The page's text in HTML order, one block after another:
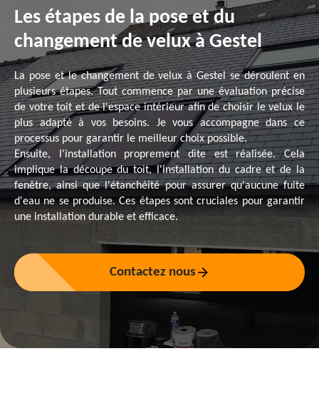
Les étapes de la pose et du
changement de velux à Gestel
La pose et le changement de velux à Gestel se déroulent en
plusieurs étapes. Tout commence par une évaluation précise
de votre toit et de l'espace intérieur afin de choisir le velux le
plus adapté à vos besoins. Je vous accompagne dans ce
processus pour garantir le meilleur choix possible.
Ensuite, l'installation proprement dite est réalisée. Cela
implique la découpe du toit, l'installation du cadre et de la
fenêtre, ainsi que l'étanchéité pour assurer qu'aucune fuite
d'eau ne se produise. Ces étapes sont cruciales pour garantir
une installation durable et efficace.
Contactez nous